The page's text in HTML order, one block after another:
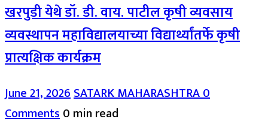
खरपुडी येथे डॉ. डी. वाय. पाटील कृषी व्यवसाय
व्यवस्थापन महाविद्यालयाच्या विद्यार्थ्यांतर्फे कृषी
प्रात्यक्षिक कार्यक्रम
June 21, 2026SATARK MAHARASHTRA0
Comments0 min read